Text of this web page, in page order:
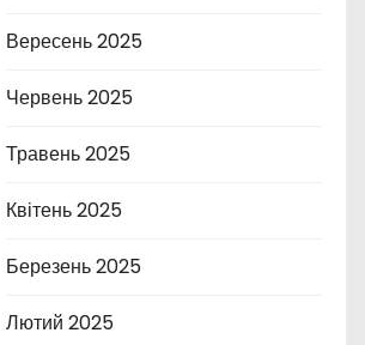
Вересень 2025
Червень 2025
Травень 2025
Квітень 2025
Березень 2025
Лютий 2025